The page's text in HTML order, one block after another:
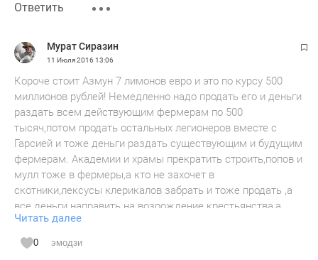
Ответить
Мурат Сиразин
11 Июля 2016 13:06
Короче стоит Азмун 7 лимонов евро и это по курсу 500
миллионов рублей! Немедленно надо продать его и деньги
раздать всем действующим фермерам по 500
тысяч,потом продать остальных легионеров вместе с
Гарсией и тоже деньги раздать существующим и будущим
фермерам. Академии и храмы прекратить строить,попов и
мулл тоже в фермеры,а кто не захочет в
скотники,лексусы клерикалов забрать и тоже продать ,а
все деньги направить на возрождение крестьянства,а
иначе денег у государства на пенсии и на все остальное
осталось на полгода и больше не предвидится! Все
легионеры и чиновники сбегут как перестанут платить и
Читать далее
0 эмодзи